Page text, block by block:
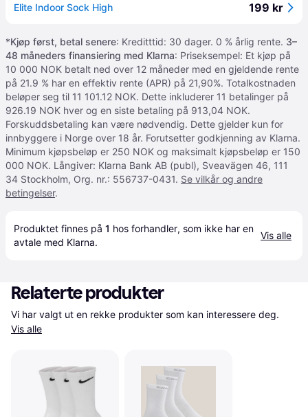
Elite Indoor Sock High 199 kr
*Kjøp først, betal senere: Kreditttid: 30 dager. 0 % årlig rente. 3–
48 måneders finansiering med Klarna: Priseksempel: Et kjøp på
10 000 NOK betalt ned over 12 måneder med en gjeldende rente
på 21.9 % har en effektiv rente (APR) på 21,90%. Totalkostnaden
beløper seg til 11 101.12 NOK. Dette inkluderer 11 betalinger på
926.19 NOK hver og en siste betaling på 913,04 NOK.
Forskuddsbetaling kan være nødvendig. Dette gjelder kun for
innbyggere i Norge over 18 år. Forutsetter godkjenning av Klarna.
Minimum kjøpsbeløp er 250 NOK og maksimalt kjøpsbeløp er 150
000 NOK. Långiver: Klarna Bank AB (publ), Sveavägen 46, 111
34 Stockholm, Org. nr.: 556737-0431. Se vilkår og andre
betingelser.
Produktet finnes på 1 hos forhandler, som ikke har en
avtale med Klarna.
Vis alle
Relaterte produkter
Vis alle